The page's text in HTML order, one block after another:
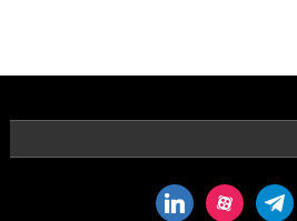
telegram
aparat
linkedin